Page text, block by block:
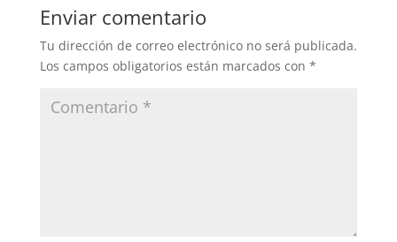
Enviar comentario
Tu dirección de correo electrónico no será publicada.
Los campos obligatorios están marcados con *